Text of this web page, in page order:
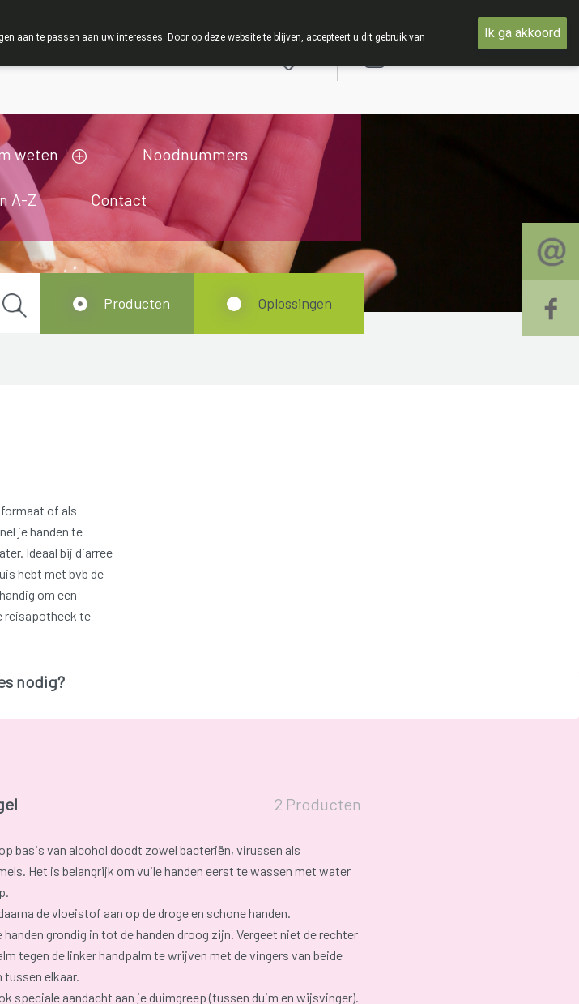
weten Noodnummers
A-Z Contact
Producten Oplossingen
of als
je handen te
Ideaal bij diarree
hebt met bvb de
om een
reisapotheek te
nodig?
2 Producten
basis van alcohol doodt zowel bacteriën, virussen als
Het is belangrijk om vuile handen eerst te wassen met water
de vloeistof aan op de droge en schone handen.
handen grondig in tot de handen droog zijn. Vergeet niet de rechter
tegen de linker handpalm te wrijven met de vingers van beide
tussen elkaar.
speciale aandacht aan je duimgreep (tussen duim en wijsvinger).
aan te passen aan uw interesses. Door op deze website te blijven, accepteert u dit gebruik van
Ik ga akkoord